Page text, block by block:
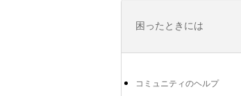
困ったときには
コミュニティのヘルプ